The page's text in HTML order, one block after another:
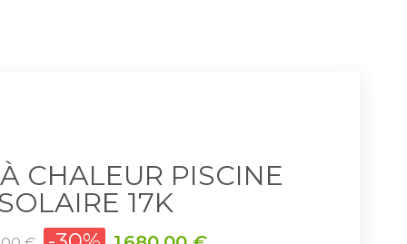
CHALEUR PISCINE
17K
Prix